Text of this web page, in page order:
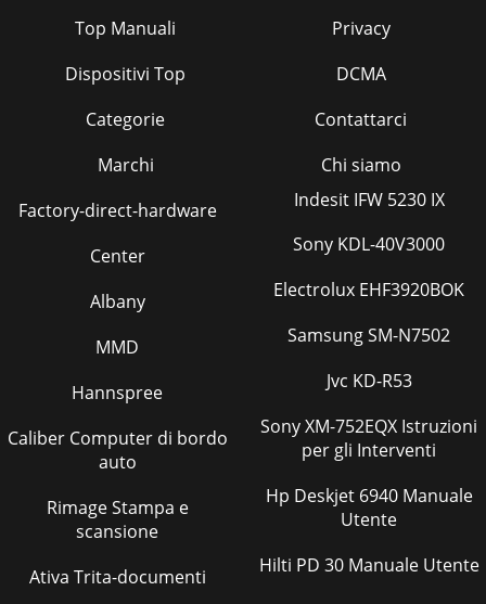
Top Manuali
Dispositivi Top
Categorie
Marchi
Privacy
DCMA
Contattarci
Chi siamo
Factory-direct-hardware
Center
Albany
MMD
Hannspree
Caliber Computer di bordo
auto
Rimage Stampa e
scansione
Ativa Trita-documenti
Indesit IFW 5230 IX
Sony KDL-40V3000
Electrolux EHF3920BOK
Samsung SM-N7502
Jvc KD-R53
Sony XM-752EQX Istruzioni
per gli Interventi
Hp Deskjet 6940 Manuale
Utente
Hilti PD 30 Manuale Utente